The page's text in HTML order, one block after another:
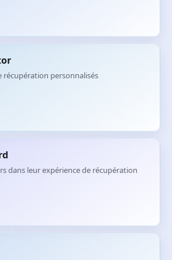
récupération personnalisés
dans leur expérience de récupération